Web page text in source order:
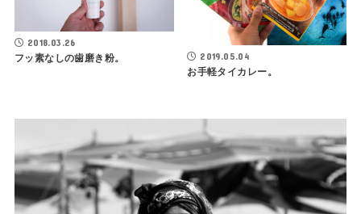
2018.03.26
フッ素なしの歯磨き粉。 2019.05.04
お手軽タイカレー。